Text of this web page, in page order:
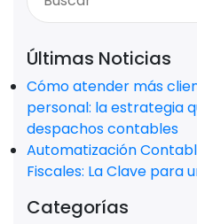
Últimas Noticias
Cómo atender más
personal: la estrategia
despachos contables
Automatización
Fiscales: La Clave para
Categorías